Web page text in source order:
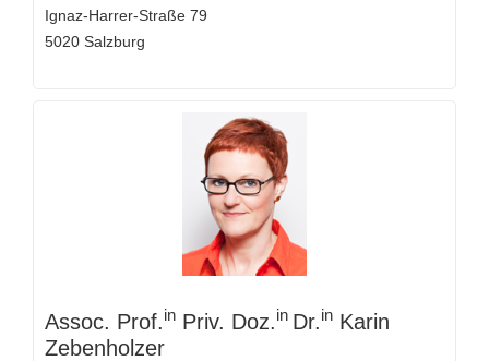
Ignaz-Harrer-Straße 79
5020 Salzburg
Assoc. Prof.in Priv. Doz.in Dr.in Karin
Zebenholzer